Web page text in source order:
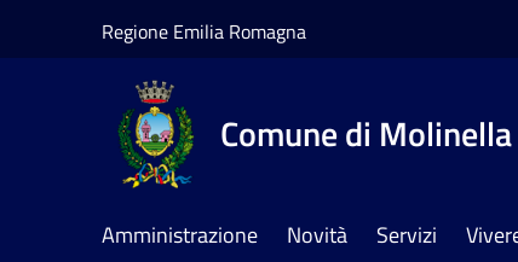
Regione Emilia Romagna
Comune di Molinella
Amministrazione Novità Servizi